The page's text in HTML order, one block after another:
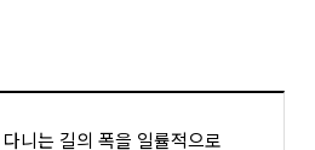
니는 길의 폭을 일률적으로